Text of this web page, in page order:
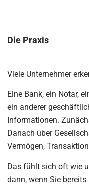
Die Praxis
Viele Unternehmer
Eine Bank, ein Notar,
ein anderer
Informationen.
Danach über
Vermögen,
Das fühlt sich oft wie
dann, wenn Sie